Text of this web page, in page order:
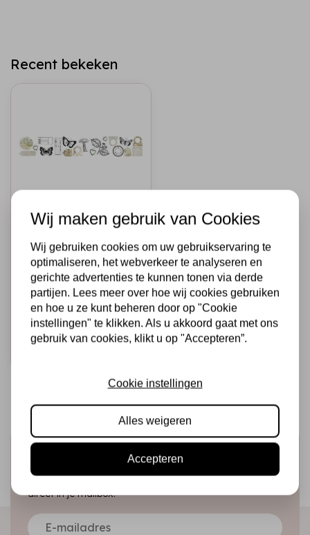
Recent bekeken
ARDEN CREATIVE STUDIO
Arden Creative
Studio Vintage
Makers Kiss-Cut
PET Tape
Essentials
€5,95 Op voorraad
Schrijf je in voor de nieuwsbrief
Ontvang als eerste onze actie en nieuwe producten
direct in je mailbox!
Wij maken gebruik van Cookies
Wij gebruiken cookies om uw gebruikservaring te
optimaliseren, het webverkeer te analyseren en
gerichte advertenties te kunnen tonen via derde
partijen. Lees meer over hoe wij cookies gebruiken
en hoe u ze kunt beheren door op "Cookie
instellingen" te klikken. Als u akkoord gaat met ons
gebruik van cookies, klikt u op "Accepteren”.
Cookie instellingen
Alles weigeren
Accepteren